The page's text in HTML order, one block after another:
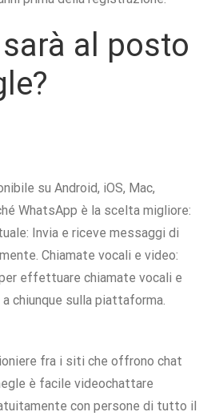
al posto
su Android, iOS, Mac,
WhatsApp è la scelta migliore:
Invia e riceve messaggi di
Chiamate vocali e video:
effettuare chiamate vocali e
chiunque sulla piattaforma.
fra i siti che offrono chat
è facile videochattare
con persone di tutto il